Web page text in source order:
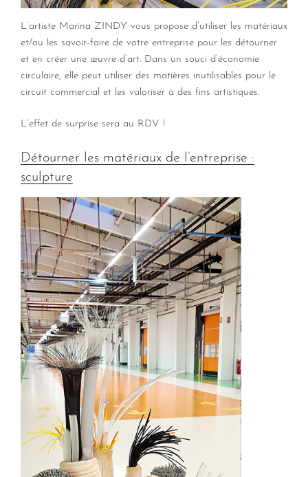
L’artiste Marina ZINDY vous propose d’utiliser les matériaux
et/ou les savoir-faire de votre entreprise pour les détourner
et en créer une œuvre d’art. Dans un souci d’économie
circulaire, elle peut utiliser des matières inutilisables pour le
circuit commercial et les valoriser à des fins artistiques.
L’effet de surprise sera au RDV !
Détourner les matériaux de l’entreprise :
sculpture